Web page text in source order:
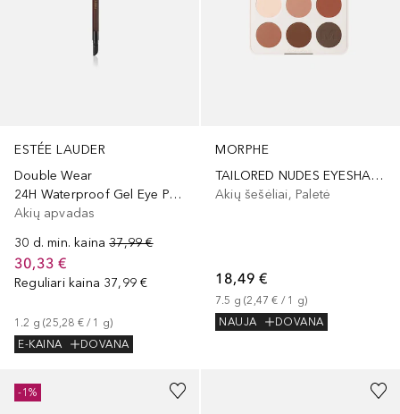
ESTÉE LAUDER
Double Wear
24H Waterproof Gel Eye Pencil
Akių apvadas
30 d. min. kaina 37,99 €
30,33 €
Reguliari kaina 37,99 €
1.2 g (25,28 € / 1 g)
E-KAINA
DOVANA
MORPHE
TAILORED NUDES EYESHADOW PALETTE
Akių šešėliai, Paletė
18,49 €
7.5 g (2,47 € / 1 g)
NAUJA
DOVANA
-1%